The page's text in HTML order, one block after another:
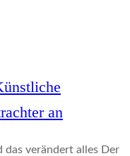
an
verändert alles Der